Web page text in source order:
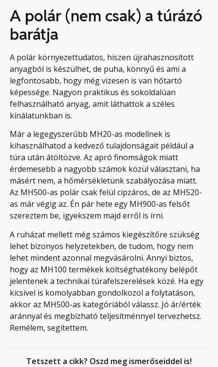
A polár (nem csak) a túrázó
barátja
A polár környezettudatos, hiszen újrahasznosított
anyagból is készülhet, de puha, könnyű és ami a
legfontosabb, hogy még vizesen is van hőtartó
képessége. Nagyon praktikus és sokoldalúan
felhasználható anyag, amit láthattok a széles
kínálatunkban is.
Már a legegyszerűbb MH20-as modellnek is
kihasználhatod a kedvező tulajdonságait például a
túra után átöltözve. Az apró finomságok miatt
érdemesebb a nagyobb számok közül választani, ha
másért nem, a hőmérsékletünk szabályozása miatt.
Az MH500-as polár csak felül cipzáros, de az MH520-
as már végig az. Én pár hete egy MH900-as felsőt
szereztem be, igyekszem majd erről is írni.
A ruházat mellett még számos kiegészítőre szükség
lehet bizonyos helyzetekben, de tudom, hogy nem
lehet mindent azonnal megvásárolni. Annyi biztos,
hogy az MH100 termékek költséghatékony belépőt
jelentenek a technikai túrafelszerelések közé. Ha egy
kicsivel is komolyabban gondolkozol a folytatáson,
akkor az MH500-as kategóriából válassz. Jó ár/érték
aránnyal és megbízható teljesítménnyel tervezhetsz.
Remélem, segítettem.
Tetszett a cikk? Oszd meg ismerőseiddel is!